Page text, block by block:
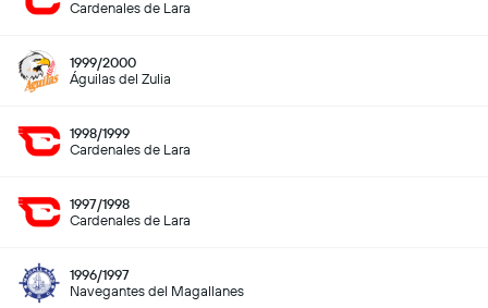
Cardenales de Lara
1999/2000
Águilas del Zulia
1998/1999
Cardenales de Lara
1997/1998
Cardenales de Lara
1996/1997
Navegantes del Magallanes